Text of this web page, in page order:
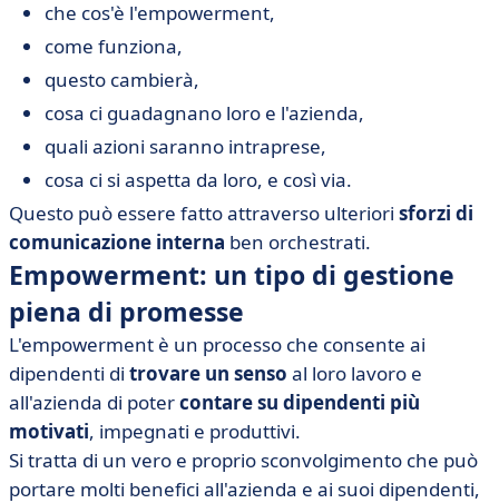
che cos'è l'empowerment,
come funziona,
questo cambierà,
cosa ci guadagnano loro e l'azienda,
quali azioni saranno intraprese,
cosa ci si aspetta da loro, e così via.
Questo può essere fatto attraverso ulteriori sforzi di
comunicazione interna ben orchestrati.
Empowerment: un tipo di gestione
piena di promesse
L'empowerment è un processo che consente ai
dipendenti di trovare un senso al loro lavoro e
all'azienda di potercontare su dipendenti più
motivati, impegnati e produttivi.
Si tratta di un vero e proprio sconvolgimento che può
portare molti benefici all'azienda e ai suoi dipendenti,